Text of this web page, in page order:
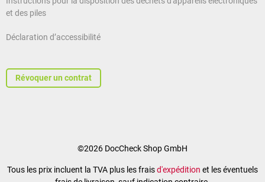
et des piles
Déclaration d’accessibilité
Révoquer un contrat
©2026 DocCheck Shop GmbH
Tous les prix incluent la TVA plus les fraisd'expédition et les éventuels